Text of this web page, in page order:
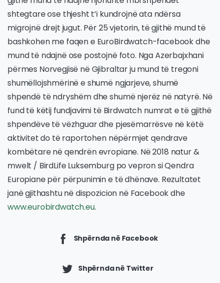
shtegtare ose thjesht t’i kundrojnë ata ndërsa
migrojnë drejt jugut. Për 25 vjetorin, të gjithë mund të
bashkohen me faqen e EuroBirdwatch-facebook dhe
mund të ndajnë ose postojnë foto. Nga Azerbajxhani
përmes Norvegjisë në Gjibraltar ju mund të tregoni
shumëllojshmërinë e shumë ngjarjeve, shumë
shpendë të ndryshëm dhe shumë njerëz në natyrë. Në
fund të këtij fundjavimi të Birdwatch numrat e të gjithë
shpendëve të vëzhguar dhe pjesëmarrësve në këtë
aktivitet do të raportohen nëpërmjet qendrave
kombëtare në qendrën evropiane. Në 2018 natur &
mwelt / BirdLife Luksemburg po vepron si Qendra
Europiane për përpunimin e të dhënave. Rezultatet
janë gjithashtu në dispozicion në Facebook dhe
www.eurobirdwatch.eu.
Shpërnda në Facebook
Shpërnda në Twitter